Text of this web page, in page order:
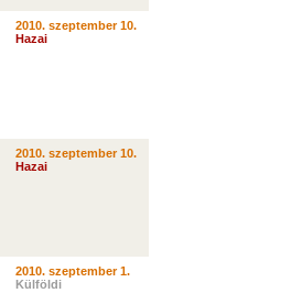
2010. szeptember 10.
Hazai
2010. szeptember 10.
Hazai
2010. szeptember 1.
Külföldi